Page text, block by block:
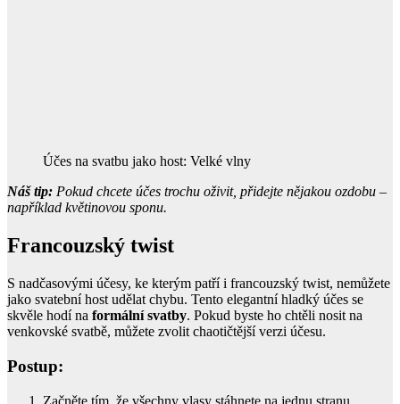
Účes na svatbu jako host: Velké vlny
Náš tip: Pokud chcete účes trochu oživit, přidejte nějakou ozdobu –
například květinovou sponu.
Francouzský twist
S nadčasovými účesy, ke kterým patří i francouzský twist, nemůžete
jako svatební host udělat chybu. Tento elegantní hladký účes se
skvěle hodí na formální svatby. Pokud byste ho chtěli nosit na
venkovské svatbě, můžete zvolit chaotičtější verzi účesu.
Postup:
Začněte tím, že všechny vlasy stáhnete na jednu stranu.